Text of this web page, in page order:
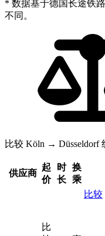
* 数据基于德国长途铁
不同。
比较 Köln → Düsseldorf
供应商
起
价
时
长
换
乘
比
比较